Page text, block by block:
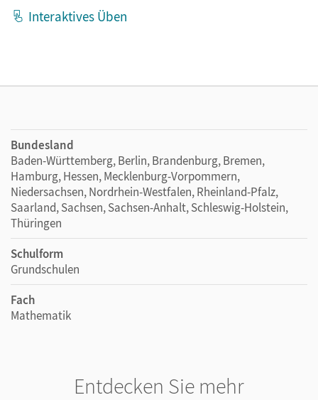
Interaktives Üben
Bundesland
Baden-Württemberg, Berlin, Brandenburg, Bremen,
Hamburg, Hessen, Mecklenburg-Vorpommern,
Niedersachsen, Nordrhein-Westfalen, Rheinland-Pfalz,
Saarland, Sachsen, Sachsen-Anhalt, Schleswig-Holstein,
Thüringen
Schulform
Grundschulen
Fach
Mathematik
Entdecken Sie mehr